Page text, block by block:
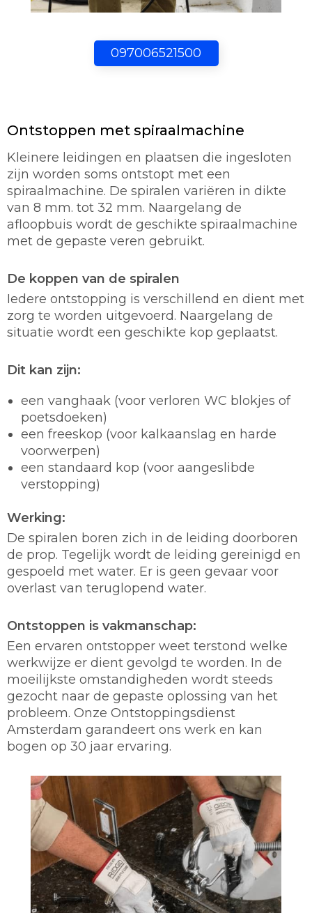
097006521500
Ontstoppen met spiraalmachine
Kleinere leidingen en plaatsen die ingesloten
zijn worden soms ontstopt met een
spiraalmachine. De spiralen variëren in dikte
van 8 mm. tot 32 mm. Naargelang de
afloopbuis wordt de geschikte spiraalmachine
met de gepaste veren gebruikt.
De koppen van de spiralen
Iedere ontstopping is verschillend en dient met
zorg te worden uitgevoerd. Naargelang de
situatie wordt een geschikte kop geplaatst.
Dit kan zijn:
een vanghaak (voor verloren WC blokjes of
poetsdoeken)
een freeskop (voor kalkaanslag en harde
voorwerpen)
een standaard kop (voor aangeslibde
verstopping)
Werking:
De spiralen boren zich in de leiding doorboren
de prop. Tegelijk wordt de leiding gereinigd en
gespoeld met water. Er is geen gevaar voor
overlast van teruglopend water.
Ontstoppen is vakmanschap:
Een ervaren ontstopper weet terstond welke
werkwijze er dient gevolgd te worden. In de
moeilijkste omstandigheden wordt steeds
gezocht naar de gepaste oplossing van het
probleem. Onze Ontstoppingsdienst
Amsterdam garandeert ons werk en kan
bogen op 30 jaar ervaring.